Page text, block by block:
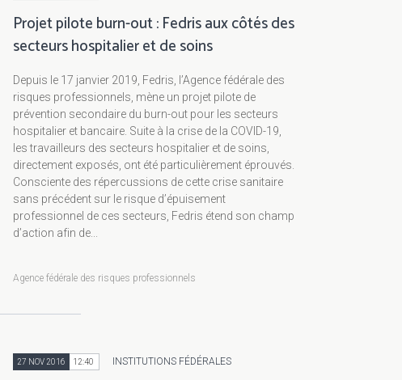
Projet pilote burn-out : Fedris aux côtés des
secteurs hospitalier et de soins
Depuis le 17 janvier 2019, Fedris, l’Agence fédérale des
risques professionnels, mène un projet pilote de
prévention secondaire du burn-out pour les secteurs
hospitalier et bancaire. Suite à la crise de la COVID-19,
les travailleurs des secteurs hospitalier et de soins,
directement exposés, ont été particulièrement éprouvés.
Consciente des répercussions de cette crise sanitaire
sans précédent sur le risque d’épuisement
professionnel de ces secteurs, Fedris étend son champ
d’action afin de...
Agence fédérale des risques professionnels
27 NOV 2016 12:40 INSTITUTIONS FÉDÉRALES